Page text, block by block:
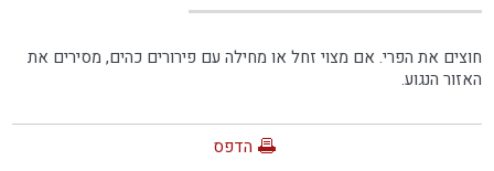
חוצים את הפרי. אם מצוי זחל או מחילה עם פירורים כהים, מסירים את
האזור הנגוע.
הדפס